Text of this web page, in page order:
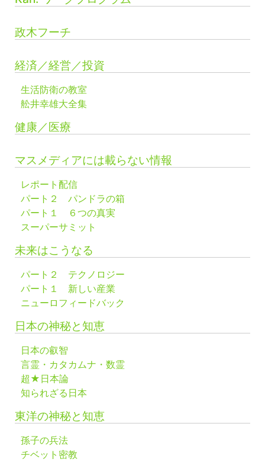
政木フーチ
経済／経営／投資
生活防衛の教室
舩井幸雄大全集
健康／医療
マスメディアには載らない情報
レポート配信
パート２ パンドラの箱
パート１ ６つの真実
スーパーサミット
未来はこうなる
パート２ テクノロジー
パート１ 新しい産業
ニューロフィードバック
日本の神秘と知恵
日本の叡智
言霊・カタカムナ・数霊
超★日本論
知られざる日本
東洋の神秘と知恵
孫子の兵法
チベット密教